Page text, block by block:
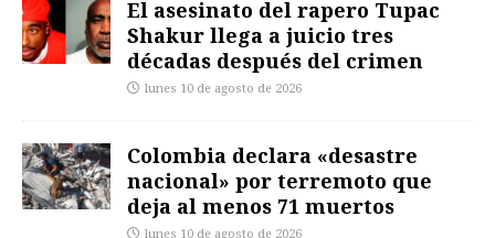
El asesinato del rapero Tupac
Shakur llega a juicio tres
décadas después del crimen
lunes 10 de agosto de 2026
Colombia declara «desastre
nacional» por terremoto que
deja al menos 71 muertos
lunes 10 de agosto de 2026